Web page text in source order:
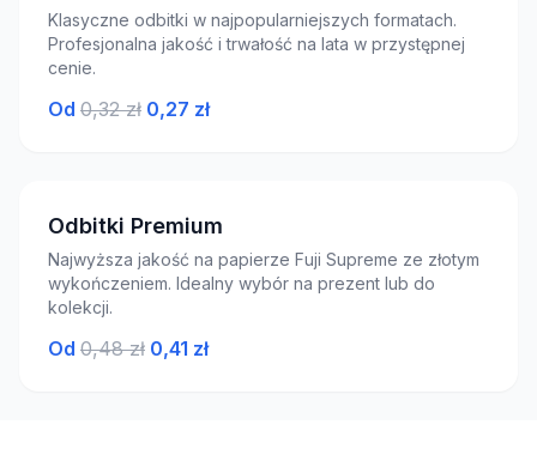
Klasyczne odbitki w najpopularniejszych formatach.
Profesjonalna jakość i trwałość na lata w przystępnej
cenie.
Od 0,32 zł 0,27 zł
Odbitki Premium
Najwyższa jakość na papierze Fuji Supreme ze złotym
wykończeniem. Idealny wybór na prezent lub do
kolekcji.
Od 0,48 zł 0,41 zł